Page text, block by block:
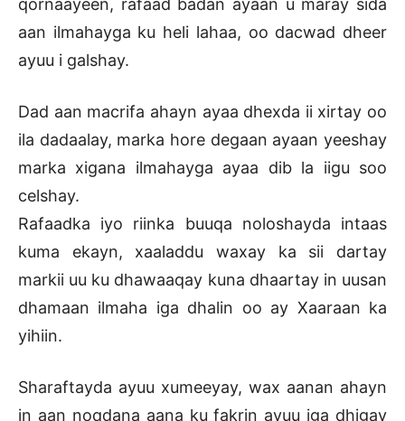
qornaayeen, rafaad badan ayaan u maray sida
aan ilmahayga ku heli lahaa, oo dacwad dheer
ayuu i galshay.
Dad aan macrifa ahayn ayaa dhexda ii xirtay oo
ila dadaalay, marka hore degaan ayaan yeeshay
marka xigana ilmahayga ayaa dib la iigu soo
celshay.
Rafaadka iyo riinka buuqa noloshayda intaas
kuma ekayn, xaaladdu waxay ka sii dartay
markii uu ku dhawaaqay kuna dhaartay in uusan
dhamaan ilmaha iga dhalin oo ay Xaaraan ka
yihiin.
Sharaftayda ayuu xumeeyay, wax aanan ahayn
in aan noqdana aana ku fakrin ayuu iga dhigay